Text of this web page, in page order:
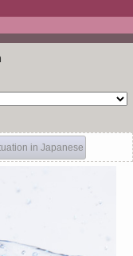
in Japanese